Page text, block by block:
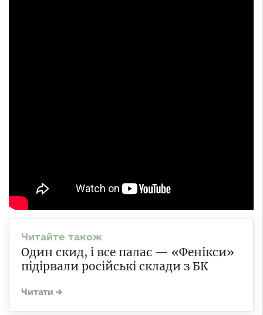
Один скид, і все палає — «Фенікси»
підірвали російські склади з БК